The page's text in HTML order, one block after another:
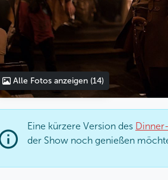
Alle Fotos anzeigen (14)
Eine kürzere Version des
der Show noch genießen